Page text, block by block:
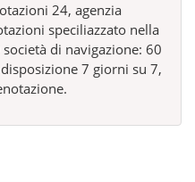
24, agenzia
speciliazzato nella
di navigazione: 60
7 giorni su 7,